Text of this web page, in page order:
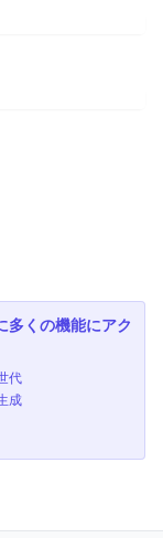
多くの機能にアク
代
成